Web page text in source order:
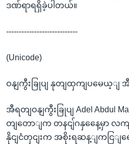
ဒဏ်ရာရရှိခဲ့ပါတယ်။
----------------------------
(Unicode)
ဝနျကွီးခြုပျ နုတျထှကျပမေယ့ျ
အီရတျဝနျကွီးခြုပျ Adel
တျတောျက တနငျ်ဂနှနေေ့မှာ လက
နိုငျငံတှငျးက အစိုးရဆန့ျကငြျရ